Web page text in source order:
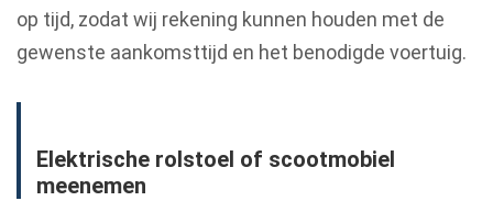
op tijd, zodat wij rekening kunnen houden met de
gewenste aankomsttijd en het benodigde voertuig.
Elektrische rolstoel of scootmobiel
meenemen